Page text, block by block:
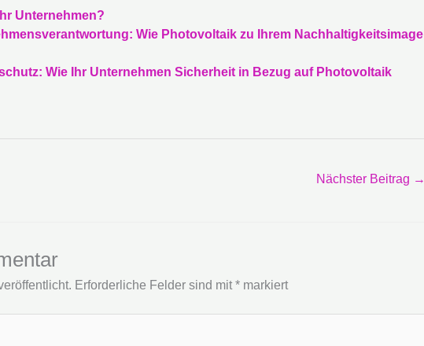
Unternehmen?
Wie Photovoltaik zu Ihrem Nachhaltigkeitsimage
Wie Ihr Unternehmen Sicherheit in Bezug auf Photovoltaik
Nächster Beitrag →
Erforderliche Felder sind mit * markiert